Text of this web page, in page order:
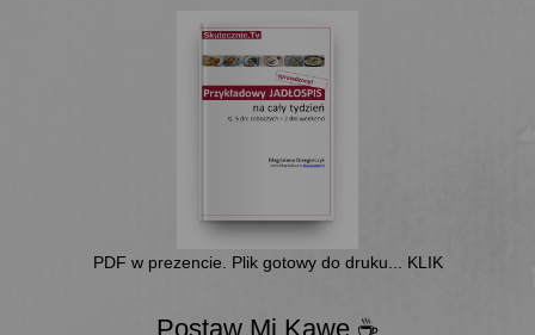
PDF w prezencie. Plik gotowy do druku... KLIK
Postaw Mi Kawę ☕